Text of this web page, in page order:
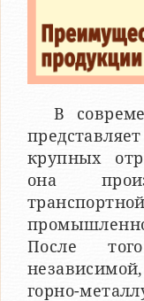
В
крупных
она
После
горно-